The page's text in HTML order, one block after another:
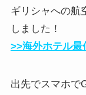
ギリシャへの航
しました！
>>海外ホテル最
出先でスマホで